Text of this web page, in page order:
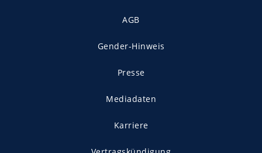
AGB
Gender-Hinweis
Presse
Mediadaten
Karriere